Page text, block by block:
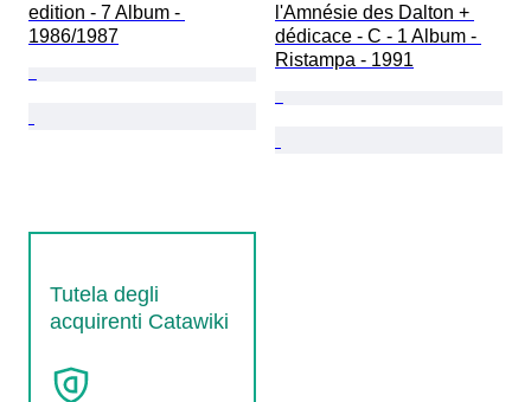
edition - 7 Album -
1986/1987
l'Amnésie des Dalton +
dédicace - C - 1 Album -
Ristampa - 1991
Tutela degli
acquirenti Catawiki